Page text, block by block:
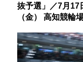
抜予選」／7月17
（金） 高知競輪